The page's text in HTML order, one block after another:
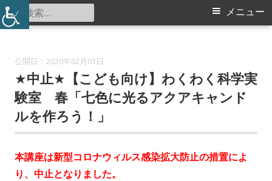
コ
ン
中川西地区センター
メ
メニュー
検
索:
2020年02月01日
★中止★【こども向け】わくわく科学実
験室 春「七色に光るアクアキャンド
ルを作ろう！」
本講座は新型コロナウィルス感染拡大防止の措置によ
り、中止となりました。